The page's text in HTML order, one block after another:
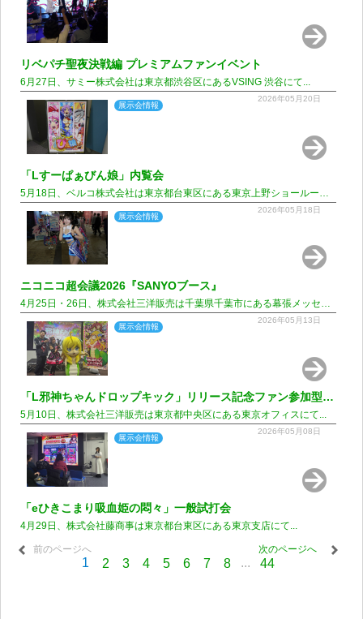
リベパチ聖夜決戦編 プレミアムファンイベント
6月27日、サミー株式会社は東京都渋谷区にあるVSING 渋谷にて...
展示会情報
2026年05月20日
「Lすーぱぁびん娘」内覧会
5月18日、ベルコ株式会社は東京都台東区にある東京上野ショールームにて...
展示会情報
2026年05月18日
ニコニコ超会議2026『SANYOブース』
4月25日・26日、株式会社三洋販売は千葉県千葉市にある幕張メッセで開催された「ニコニコ超会議2026」にて...
展示会情報
2026年05月13日
「L邪神ちゃんドロップキック」リリース記念ファン参加型イベント『パチサバト』
5月10日、株式会社三洋販売は東京都中央区にある東京オフィスにて...
展示会情報
2026年05月08日
「eひきこまり吸血姫の悶々」一般試打会
4月29日、株式会社藤商事は東京都台東区にある東京支店にて...
前のページへ
1 2 3 4 5 6 7 8 ... 44
次のページへ